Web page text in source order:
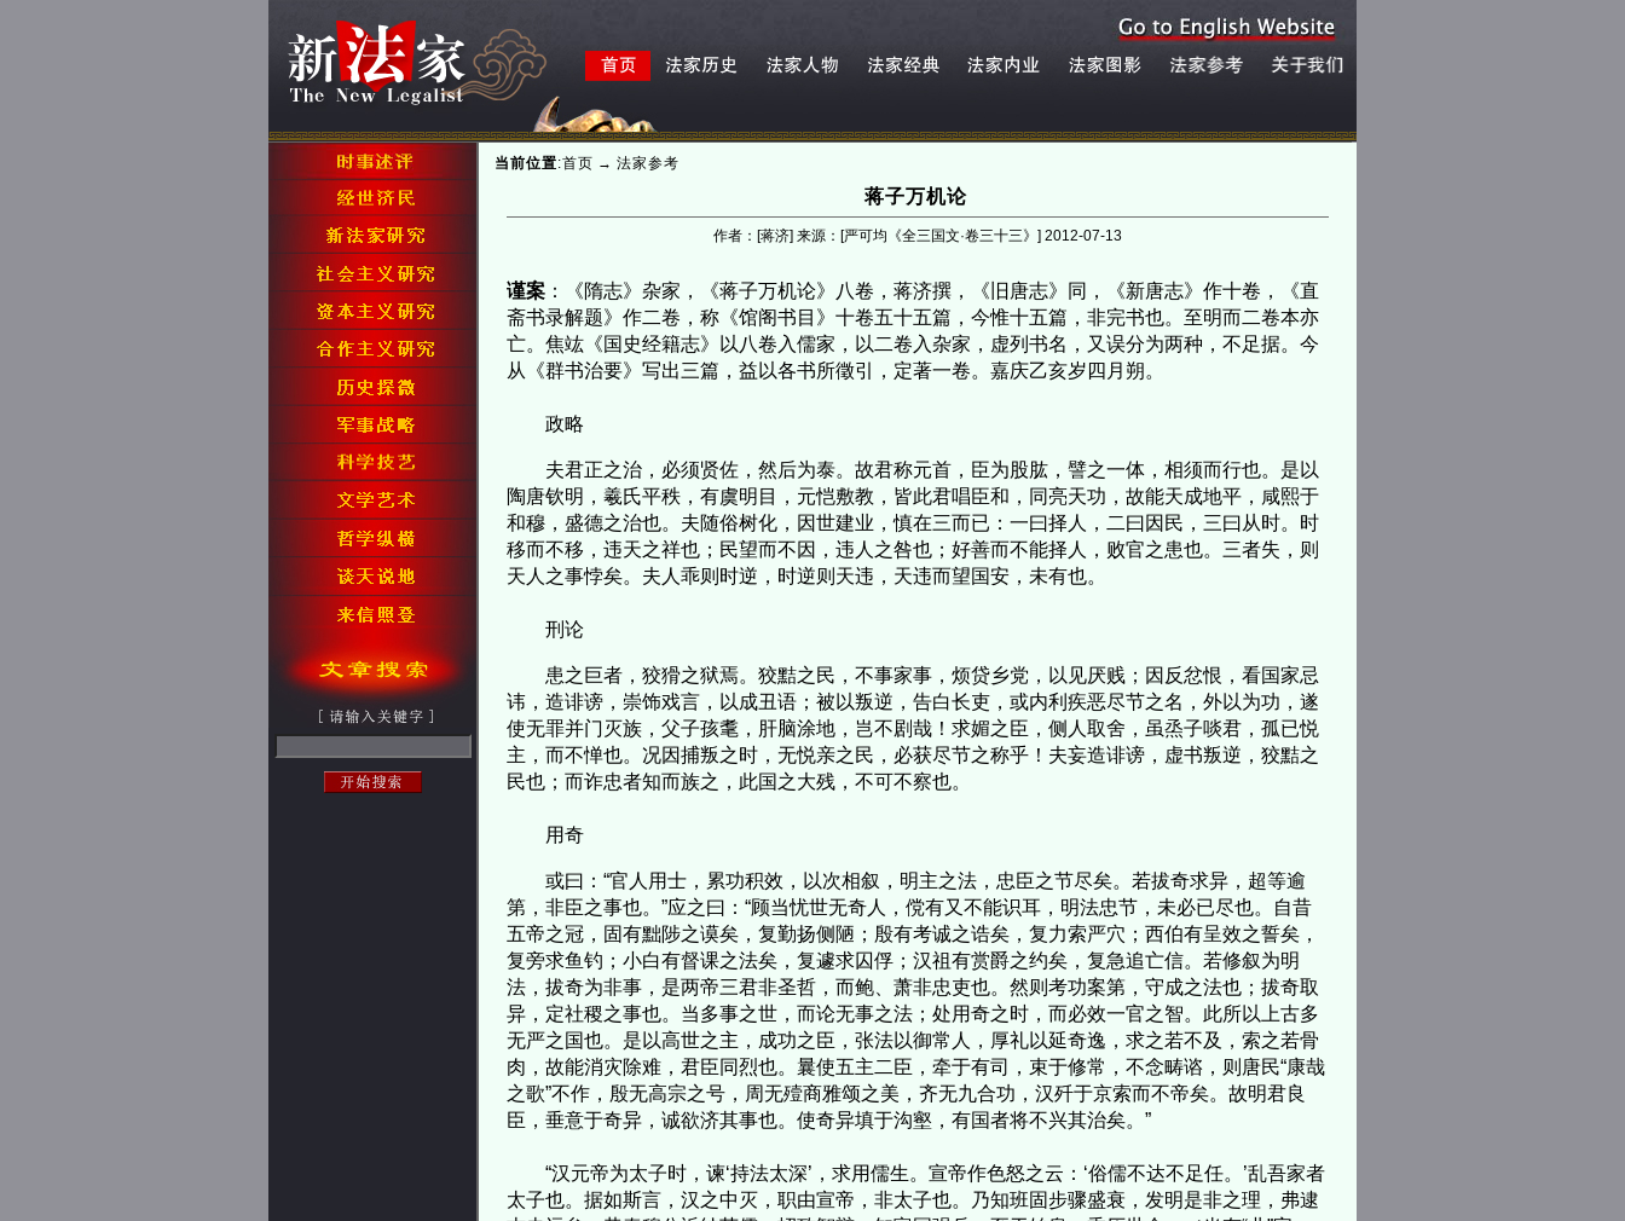
当前位置:首页 → 法家参考
蒋子万机论
作者：[蒋济] 来源：[严可均《全三国文·卷三十三》] 2012-07-13
谨案 ：《隋志》杂家，《蒋子万机论》八卷，蒋济撰，《旧唐志》同，《新唐志》作十卷，《直
斋书录解题》作二卷，称《馆阁书目》十卷五十五篇，今惟十五篇，非完书也。至明而二卷本亦
亡。焦竑《国史经籍志》以八卷入儒家，以二卷入杂家，虚列书名，又误分为两种，不足据。今
从《群书治要》写出三篇，益以各书所徵引，定著一卷。嘉庆乙亥岁四月朔。
政略
夫君正之治，必须贤佐，然后为泰。故君称元首，臣为股肱，譬之一体，相须而行也。是以
陶唐钦明，羲氏平秩，有虞明目，元恺敷教，皆此君唱臣和，同亮天功，故能天成地平，咸熙于
和穆，盛德之治也。夫随俗树化，因世建业，慎在三而已：一曰择人，二曰因民，三曰从时。时
移而不移，违天之祥也；民望而不因，违人之咎也；好善而不能择人，败官之患也。三者失，则
天人之事悖矣。夫人乖则时逆，时逆则天违，天违而望国安，未有也。
刑论
患之巨者，狡猾之狱焉。狡黠之民，不事家事，烦贷乡党，以见厌贱；因反忿恨，看国家忌
讳，造诽谤，崇饰戏言，以成丑语；被以叛逆，告白长吏，或内利疾恶尽节之名，外以为功，遂
使无罪并门灭族，父子孩耄，肝脑涂地，岂不剧哉！求媚之臣，侧人取舍，虽烝子啖君，孤已悦
主，而不惮也。况因捕叛之时，无悦亲之民，必获尽节之称乎！夫妄造诽谤，虚书叛逆，狡黠之
民也；而诈忠者知而族之，此国之大残，不可不察也。
用奇
或曰：“官人用士，累功积效，以次相叙，明主之法，忠臣之节尽矣。若拔奇求异，超等逾
第，非臣之事也。”应之曰：“顾当忧世无奇人，傥有又不能识耳，明法忠节，未必已尽也。自昔
五帝之冠，固有黜陟之谟矣，复勤扬侧陋；殷有考诚之诰矣，复力索严穴；西伯有呈效之誓矣，
复旁求鱼钓；小白有督课之法矣，复遽求囚俘；汉祖有赏爵之约矣，复急追亡信。若修叙为明
法，拔奇为非事，是两帝三君非圣哲，而鲍、萧非忠吏也。然则考功案第，守成之法也；拔奇取
异，定社稷之事也。当多事之世，而论无事之法；处用奇之时，而必效一官之智。此所以上古多
无严之国也。是以高世之主，成功之臣，张法以御常人，厚礼以延奇逸，求之若不及，索之若骨
肉，故能消灾除难，君臣同烈也。曩使五主二臣，牵于有司，束于修常，不念畴谘，则唐民“康哉
之歌”不作，殷无高宗之号，周无殪商雅颂之美，齐无九合功，汉歼于京索而不帝矣。故明君良
臣，垂意于奇异，诚欲济其事也。使奇异填于沟壑，有国者将不兴其治矣。”
“汉元帝为太子时，谏‘持法太深’，求用儒生。宣帝作色怒之云：‘俗儒不达不足任。’乱吾家者
太子也。据如斯言，汉之中灭，职由宣帝，非太子也。乃知班固步骤盛衰，发明是非之理，弗逮